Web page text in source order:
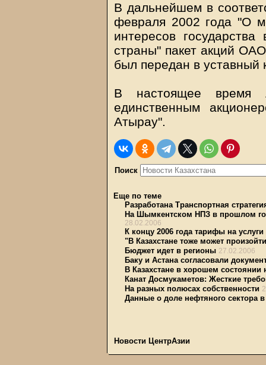
В дальнейшем в
февраля 2002 года "О
интересов
страны" пакет акций
был передан в уставный
В настоящее время
единственным
Атырау".
Поиск
Еще по теме
Разработана Транспортная
На Шымкентском НПЗ в прошлом
28.02.2006
К концу 2006 года тарифы на
"В Казахстане тоже может
Бюджет идет в регионы 27.02.2006
Баку и Acтана согласовали
В Казахстане в хорошем состоянии
Канат Досмукаметов: Жесткие
На разных полюсах собственности
Данные о доле нефтяного сектора
Новости ЦентрАзии